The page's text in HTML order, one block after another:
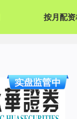
按月配